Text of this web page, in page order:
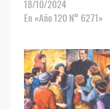
18/10/2024
En «Año 120 N° 6271»